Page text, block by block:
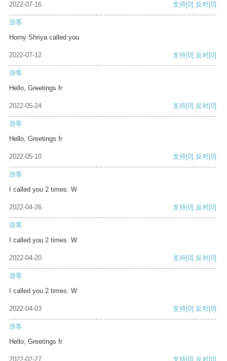
2022-07-16 支持[0] 反对[0]
游客
Horny Shriya called you
2022-07-12 支持[0] 反对[0]
游客
Hello, Greetings fr
2022-05-24 支持[0] 反对[0]
游客
Hello, Greetings fr
2022-05-10 支持[0] 反对[0]
游客
I called you 2 times. W
2022-04-26 支持[0] 反对[0]
游客
I called you 2 times. W
2022-04-20 支持[0] 反对[0]
游客
I called you 2 times. W
2022-04-03 支持[0] 反对[0]
游客
Hello, Greetings fr
2022-02-27 支持[0] 反对[0]